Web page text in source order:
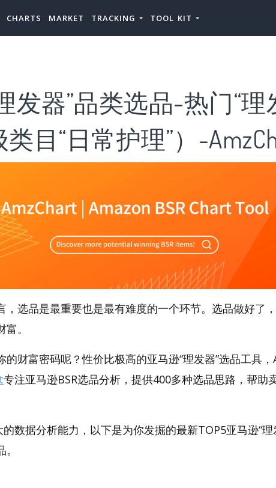
CHARTS MARKET TRACKING TOOL KIT
发器”品类选品-热门“理
目“日常护理”）-
，选品是最重要也是最有难度的一个环节。选品做好了
。
的财富密码呢？性价比极高的亚马逊“理发器”选品工具
专注亚马逊BSR选品分析，提供400多种选品思路，帮助
数据分析能力，以下是为你发掘的最新TOP5亚马逊“